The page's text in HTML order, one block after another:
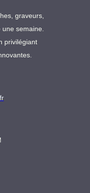
graveurs,
semaine.
privilégiant